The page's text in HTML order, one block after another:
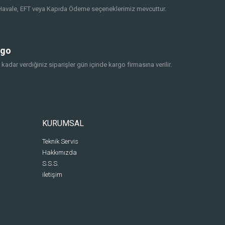
EFT veya Kapıda Ödeme seçeneklerimiz mevcuttur.
kadar verdiğiniz siparişler gün içinde kargo firmasına verilir.
KURUMSAL
Teknik Servis
Hakkımızda
S.S.S.
iletişim